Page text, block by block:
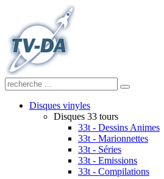
Disques vinyles
Disques 33 tours
33t - Dessins Animes
33t - Marionnettes
33t - Séries
33t - Emissions
33t - Compilations